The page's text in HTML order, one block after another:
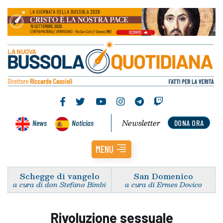
News Noticias DONA ORA
Newsletter
MENU
Schegge di vangelo
a cura di don Stefano Bimbi
San Domenico
a cura di Ermes Dovico
Rivoluzione sessuale